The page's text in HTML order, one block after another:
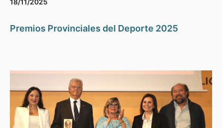
18/11/2025
Premios Provinciales del Deporte 2025